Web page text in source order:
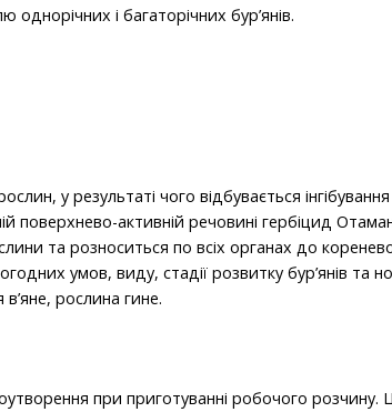
однорічних і багаторічних бур’янів.
у результаті чого відбувається
поверхнево-активній речовині гербіцид
та розноситься по всіх органах до
умов, виду, стадії розвитку бур’янів та
рослина гине.
при приготуванні робочого розчину.